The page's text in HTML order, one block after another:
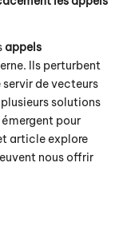
appels
Ils perturbent
de vecteurs
solutions
émergent pour
article explore
nous offrir